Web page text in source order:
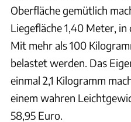
Oberfläche gemütlich
Liegefläche 1,40 Meter,
Mit mehr als 100
belastet werden. Das
einmal 2,1 Kilogramm
einem wahren
58,95 Euro.